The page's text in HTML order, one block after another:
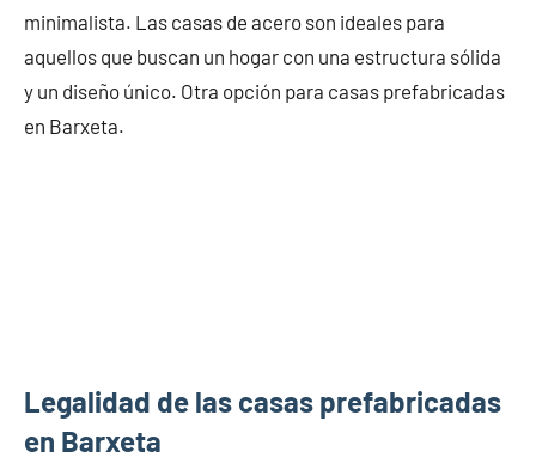
minimalista. Las casas de acero son ideales para
aquellos que buscan un hogar con una estructura sólida
y un diseño único. Otra opción para casas prefabricadas
en Barxeta.
Legalidad de las casas prefabricadas
en Barxeta